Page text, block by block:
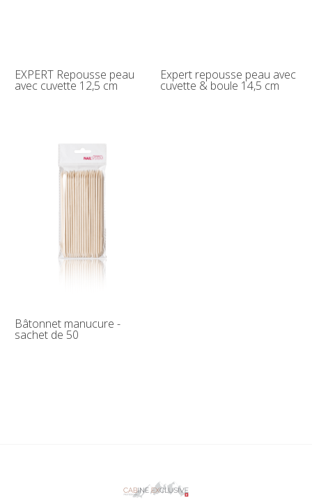
EXPERT Repousse peau
avec cuvette 12,5 cm
Expert repousse peau avec
cuvette & boule 14,5 cm
Bâtonnet manucure -
sachet de 50